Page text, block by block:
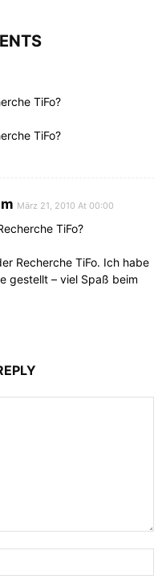
TiFo?
TiFo?
März 21, 2010 At 00:00
TiFo?
Recherche TiFo. Ich habe
gestellt – viel Spaß beim